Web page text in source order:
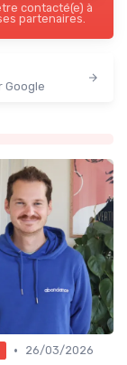
contacté(e) à
partenaires.
Google
•
26/03/2026